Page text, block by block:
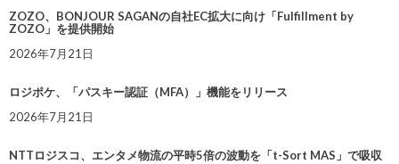
ZOZO、BONJOUR SAGANの自社EC拡大に向け「Fulfillment by
ZOZO」を提供開始
2026年7月21日
ロジポケ、「パスキー認証（MFA）」機能をリリース
2026年7月21日
NTTロジスコ、エンタメ物流の平時5倍の波動を「t-Sort MAS」で吸収